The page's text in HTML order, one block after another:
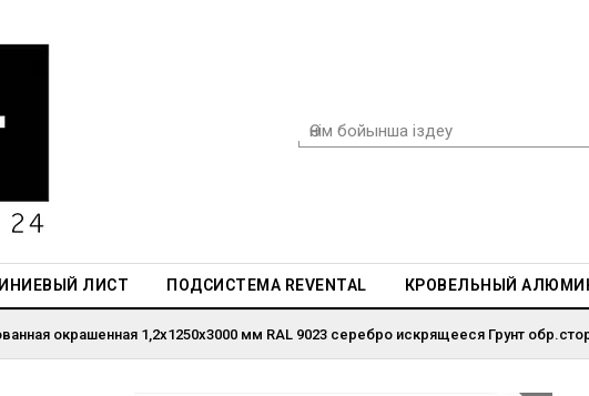
ЛИСТ ПОДСИСТЕМА REVENTAL КРОВЕЛЬНЫЙ
окрашенная 1,2х1250х3000 мм RAL 9023 серебро искрящееся Грунт